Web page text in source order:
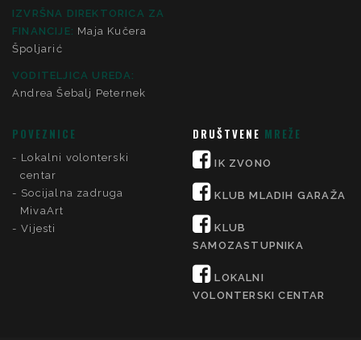
IZVRŠNA DIREKTORICA ZA
FINANCIJE: Maja Kučera
Špoljarić
VODITELJICA UREDA:
Andrea Šebalj Peternek
POVEZNICE
Lokalni volonterski
centar
Socijalna zadruga
MivaArt
Vijesti
DRUŠTVENE MREŽE
IK ZVONO
KLUB MLADIH GARAŽA
KLUB
SAMOZASTUPNIKA
LOKALNI
VOLONTERSKI CENTAR